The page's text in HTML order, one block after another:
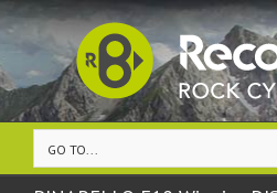
GO TO...